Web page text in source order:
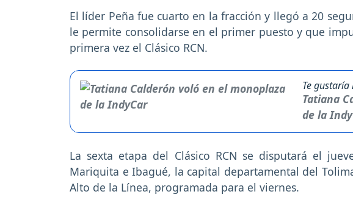
El líder Peña fue cuarto en la fracción y llegó a 20
le permite consolidarse en el primer puesto y que
primera vez el Clásico RCN.
Te
Tatiana
de la
La sexta etapa del Clásico RCN se disputará el
Mariquita e Ibagué, la capital departamental del
Alto de la Línea, programada para el viernes.